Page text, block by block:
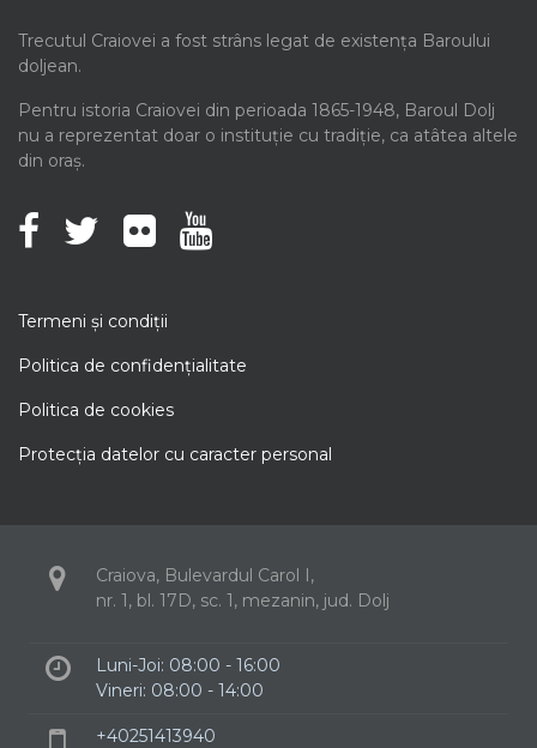
Trecutul Craiovei a fost strâns legat de existența Baroului
doljean.
Pentru istoria Craiovei din perioada 1865-1948, Baroul Dolj
nu a reprezentat doar o instituție cu tradiție, ca atâtea altele
din oraș.
Termeni şi condiţii
Politica de confidenţialitate
Politica de cookies
Protecţia datelor cu caracter personal
Craiova, Bulevardul Carol I,
nr. 1, bl. 17D, sc. 1, mezanin, jud. Dolj
Luni-Joi: 08:00 - 16:00
Vineri: 08:00 - 14:00
+40251413940